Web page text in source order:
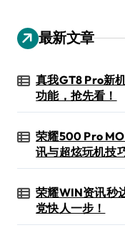
最新文章
真我GT8 Pro新
功能，抢先看！
荣耀500 Pro
讯与超炫玩机技
荣耀WIN资讯秒
党快人一步！